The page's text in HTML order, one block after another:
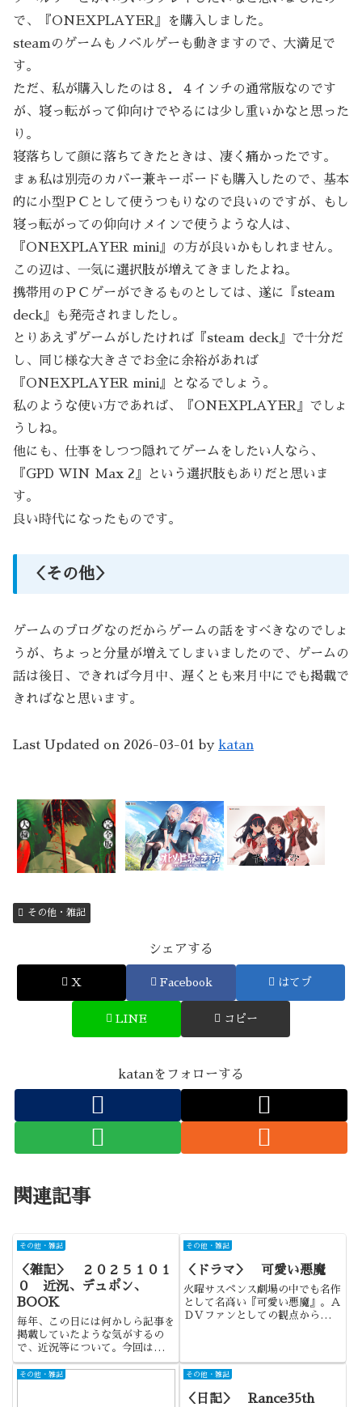
で、『ONEXPLAYER』を購入しました。
steamのゲームもノベルゲーも動きますので、大満足で
す。
ただ、私が購入したのは８．４インチの通常版なのです
が、寝っ転がって仰向けでやるには少し重いかなと思った
り。
寝落ちして顔に落ちてきたときは、凄く痛かったです。
まぁ私は別売のカバー兼キーボードも購入したので、基本
的に小型ＰＣとして使うつもりなので良いのですが、もし
寝っ転がっての仰向けメインで使うような人は、
『ONEXPLAYER mini』の方が良いかもしれません。
この辺は、一気に選択肢が増えてきましたよね。
携帯用のＰＣゲーができるものとしては、遂に『steam
deck』も発売されましたし。
とりあえずゲームがしたければ『steam deck』で十分だ
し、同じ様な大きさでお金に余裕があれば
『ONEXPLAYER mini』となるでしょう。
私のような使い方であれば、『ONEXPLAYER』でしょ
うしね。
他にも、仕事をしつつ隠れてゲームをしたい人なら、
『GPD WIN Max 2』という選択肢もありだと思いま
す。
良い時代になったものです。
＜その他＞
ゲームのブログなのだからゲームの話をすべきなのでしょ
うが、ちょっと分量が増えてしまいましたので、ゲームの
話は後日、できれば今月中、遅くとも来月中にでも掲載で
きればなと思います。
Last Updated on 2026-03-01 by katan
その他・雑記
シェアする
X Facebook はてブ
LINE コピー
katanをフォローする
関連記事
その他・雑記
＜雑記＞ ２０２５１０１
０ 近況、デュポン、
BOOK
毎年、この日には何かしら記事を
掲載していたような気がするの
で、近況等について。今回は、デ
ュポンのオランピオについても扱
ってみたいと思います。
その他・雑記
＜ドラマ＞ 可愛い悪魔
火曜サスペンス劇場の中でも名作
として名高い『可愛い悪魔』。Ａ
ＤＶファンとしての観点からは、
プロダクションの見事な化学反
応!名匠、大林宣彦監督初のテ
レ...
その他・雑記 その他・雑記
＜日記＞ Rance35th